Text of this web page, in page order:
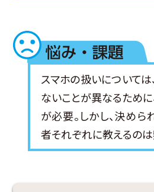
スマホの扱いについて
ないことが異なるため
が必要。しかし、決め
者それぞれに教えるのは